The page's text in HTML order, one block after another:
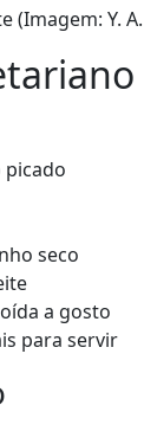
(Imagem: Y.
seco
a gosto
para servir